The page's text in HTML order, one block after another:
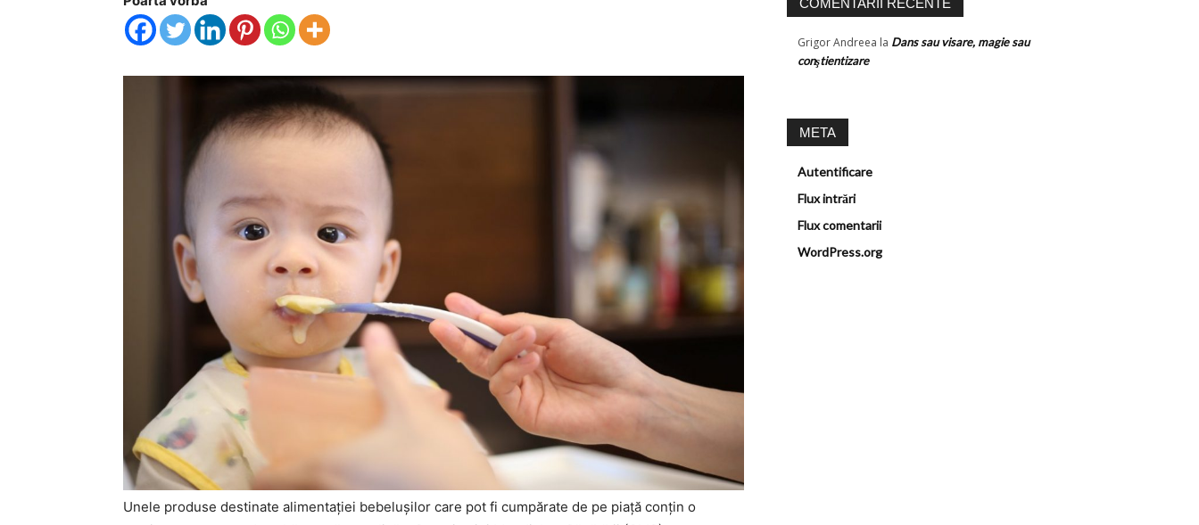
Unele produse destinate alimentaţiei bebeluşilor care pot fi cumpărate de pe piaţă conţin o
COMENTARII RECENTE
Grigor Andreea la Dans sau visare, magie sau
conştientizare
META
Autentificare
Flux intrări
Flux comentarii
WordPress.org